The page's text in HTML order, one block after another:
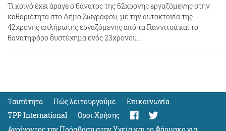
Τι κοινό έχει άραγε ο θάνατος της 62χρονης εργαζόμενης στην
καθαριότητα στο Δήμο Ζωγράφου, με την αυτοκτονία της
42χρονης απλήρωτης εργαζόμενης από τα Γιαννιτσά και το
θανατηφόρο δυστύχημα ενός 23χρονου…
Ταυτότητα Πώς λειτουργούμε
Eπικοινωνία
TPP International
Όροι Χρήσης